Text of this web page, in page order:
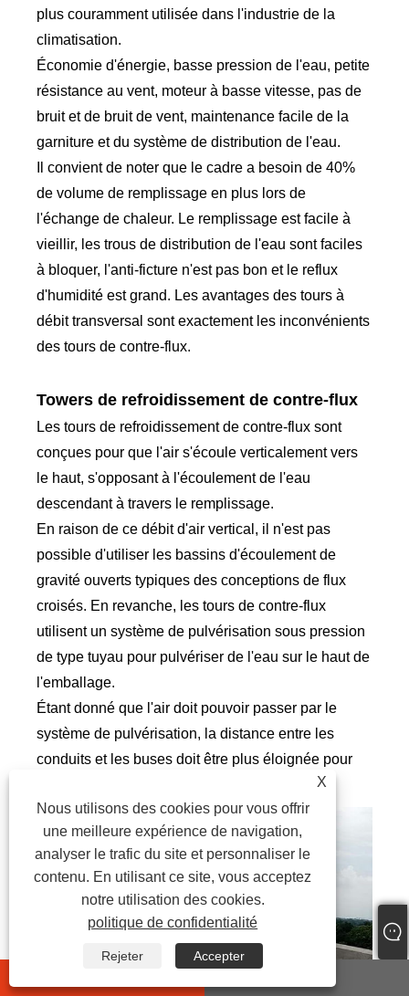
plus couramment utilisée dans l'industrie de la
climatisation.
Économie d'énergie, basse pression de l'eau, petite
résistance au vent, moteur à basse vitesse, pas de
bruit et de bruit de vent, maintenance facile de la
garniture et du système de distribution de l'eau.
Il convient de noter que le cadre a besoin de 40%
de volume de remplissage en plus lors de
l'échange de chaleur. Le remplissage est facile à
vieillir, les trous de distribution de l'eau sont faciles
à bloquer, l'anti-ficture n'est pas bon et le reflux
d'humidité est grand. Les avantages des tours à
débit transversal sont exactement les inconvénients
des tours de contre-flux.
Towers de refroidissement de contre-flux
Les tours de refroidissement de contre-flux sont
conçues pour que l'air s'écoule verticalement vers
le haut, s'opposant à l'écoulement de l'eau
descendant à travers le remplissage.
En raison de ce débit d'air vertical, il n'est pas
possible d'utiliser les bassins d'écoulement de
gravité ouverts typiques des conceptions de flux
croisés. En revanche, les tours de contre-flux
utilisent un système de pulvérisation sous pression
de type tuyau pour pulvériser de l'eau sur le haut de
l'emballage.
Étant donné que l'air doit pouvoir passer par le
système de pulvérisation, la distance entre les
conduits et les buses doit être plus éloignée pour
X
Nous utilisons des cookies pour vous offrir
une meilleure expérience de navigation,
analyser le trafic du site et personnaliser le
contenu. En utilisant ce site, vous acceptez
notre utilisation des cookies.
politique de confidentialité
Rejeter Accepter